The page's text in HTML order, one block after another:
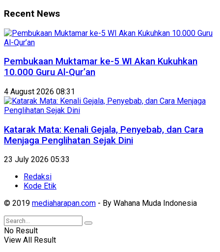
Recent News
Pembukaan Muktamar ke-5 WI Akan Kukuhkan
10.000 Guru Al-Qur’an
4 August 2026 08:31
Katarak Mata: Kenali Gejala, Penyebab, dan Cara
Menjaga Penglihatan Sejak Dini
23 July 2026 05:33
Redaksi
Kode Etik
© 2019 mediaharapan.com - By Wahana Muda Indonesia
No Result
View All Result